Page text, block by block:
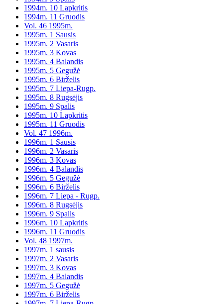
1994m. 10 Lapkritis
1994m. 11 Gruodis
Vol. 46 1995m.
1995m. 1 Sausis
1995m. 2 Vasaris
1995m. 3 Kovas
1995m. 4 Balandis
1995m. 5 Gegužė
1995m. 6 Birželis
1995m. 7 Liepa-Rugp.
1995m. 8 Rugsėjis
1995m. 9 Spalis
1995m. 10 Lapkritis
1995m. 11 Gruodis
Vol. 47 1996m.
1996m. 1 Sausis
1996m. 2 Vasaris
1996m. 3 Kovas
1996m. 4 Balandis
1996m. 5 Gegužė
1996m. 6 Birželis
1996m. 7 Liepa - Rugp.
1996m. 8 Rugsėjis
1996m. 9 Spalis
1996m. 10 Lapkritis
1996m. 11 Gruodis
Vol. 48 1997m.
1997m. 1 sausis
1997m. 2 Vasaris
1997m. 3 Kovas
1997m. 4 Balandis
1997m. 5 Gegužė
1997m. 6 Birželis